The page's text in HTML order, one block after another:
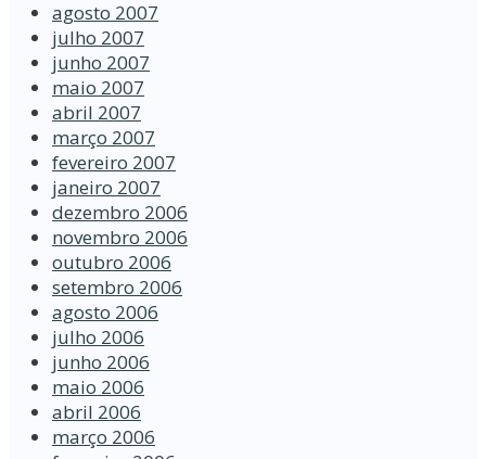
agosto 2007
julho 2007
junho 2007
maio 2007
abril 2007
março 2007
fevereiro 2007
janeiro 2007
dezembro 2006
novembro 2006
outubro 2006
setembro 2006
agosto 2006
julho 2006
junho 2006
maio 2006
abril 2006
março 2006